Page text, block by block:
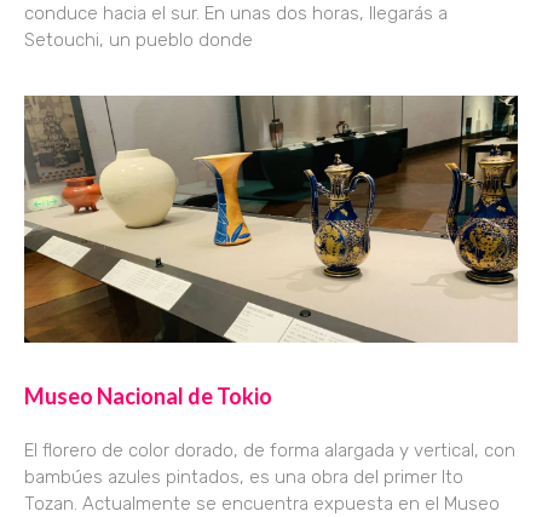
conduce hacia el sur. En unas dos horas, llegarás a
Setouchi, un pueblo donde
Museo Nacional de Tokio
El florero de color dorado, de forma alargada y vertical, con
bambúes azules pintados, es una obra del primer Ito
Tozan. Actualmente se encuentra expuesta en el Museo